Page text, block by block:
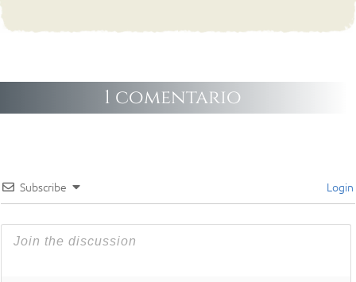
1 comentario
Subscribe Login